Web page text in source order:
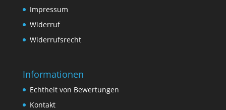
Impressum
Widerruf
Widerrufsrecht
Informationen
Echtheit von Bewertungen
Kontakt